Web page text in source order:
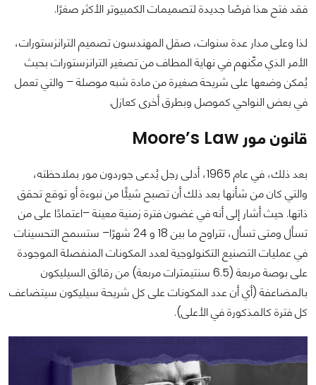
فقد فتح هذا فرصًا جديدة لتصميمات الكمبيوتر الأكثر صغرًا.
لذا وعلى مدار عدة سنوات، صقل المهندسون تصميم الترانزستورات،
الأمر الذي مكّنهم في نهاية المطاف من تصغير الترانزستورات بحيث
يُمكن وضعها على شريحة صغيرة من مادة شبه موصلة – والتي تعمل
في بعض النواحي كموصل وبطرق أخرى كعازل.
قانون مور Moore’s Law
بعد ذلك، في عام 1965، أدلى رجل يُدعى جوردون مور بملاحظته،
والتي كان من شأنها بعد ذلك أن تصبح شيئًا من نبوءة أو توقع تحقق
ذاتها. حيث أشار إلى أنه في غضون فترة زمنية معينة –اعتمادًا على من
تسأل ومتى تسأل، تتراوح ما بين 18 و 24 شهرًا– ستسمح التحسينات
في عمليات التصنيع التكنولوجية لعدد المكونات المنفصلة الموجودة
على بوصة مربعة (6.5 سنتيمترات مربعة) من رقائق السيليكون
بالمضاعفة (أي أن عدد المكونات على كل شريحة سيليكون سيتضاعف
كل فترة كالمذكورة في الأعلى).